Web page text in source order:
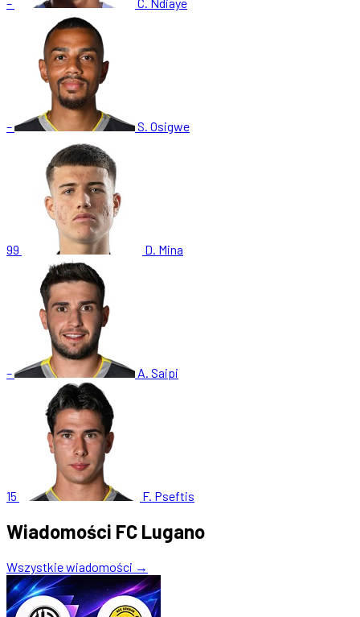
– C. Ndiaye
– S. Osigwe
99 D. Mina
– A. Saipi
15 F. Pseftis
Wiadomości FC Lugano
Wszystkie wiadomości →